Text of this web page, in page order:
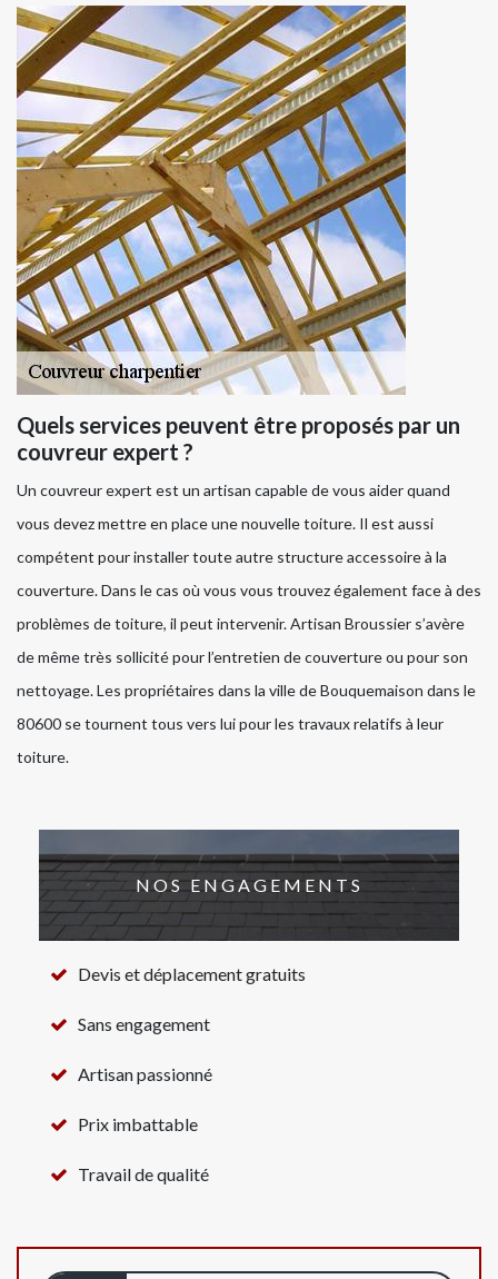
Quels services peuvent être proposés par un
couvreur expert ?
Un couvreur expert est un artisan capable de vous aider quand
vous devez mettre en place une nouvelle toiture. Il est aussi
compétent pour installer toute autre structure accessoire à la
couverture. Dans le cas où vous vous trouvez également face à des
problèmes de toiture, il peut intervenir. Artisan Broussier s’avère
de même très sollicité pour l’entretien de couverture ou pour son
nettoyage. Les propriétaires dans la ville de Bouquemaison dans le
80600 se tournent tous vers lui pour les travaux relatifs à leur
toiture.
NOS ENGAGEMENTS
Devis et déplacement gratuits
Sans engagement
Artisan passionné
Prix imbattable
Travail de qualité